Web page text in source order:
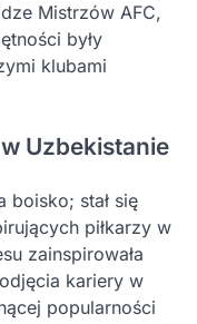
Mistrzów AFC,
były
klubami
Uzbekistanie
boisko; stał się
piłkarzy w
zainspirowała
kariery w
popularności